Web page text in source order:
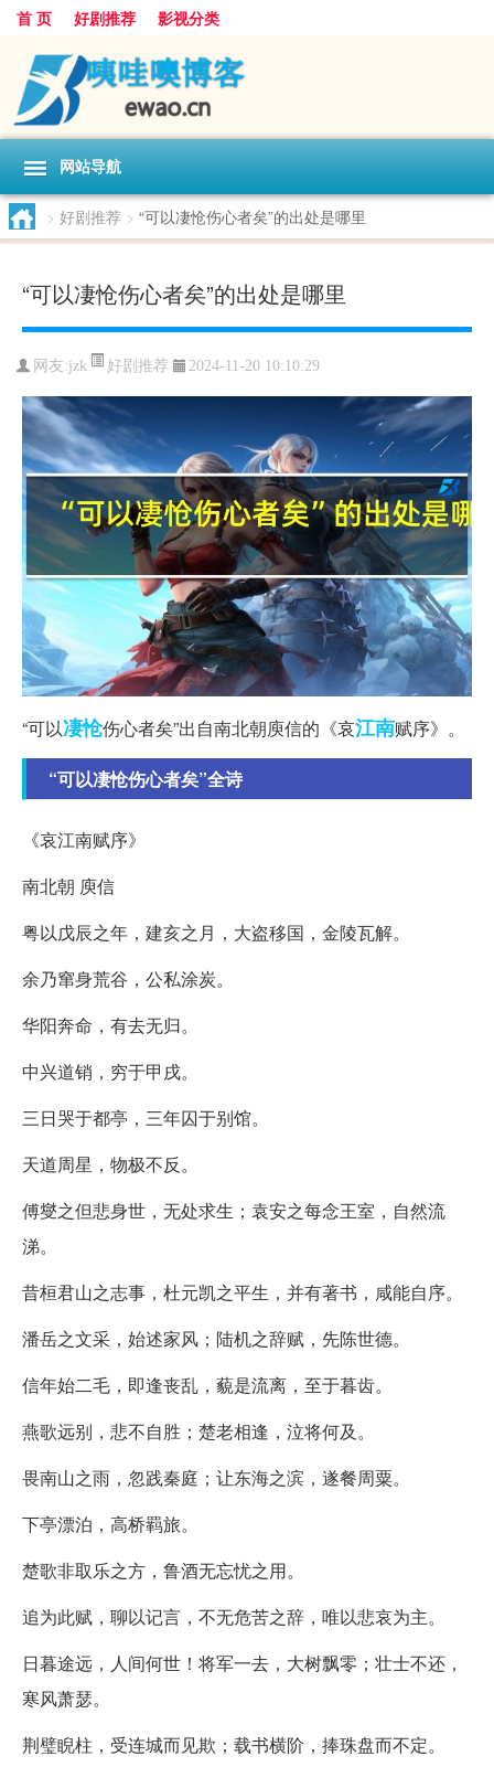
首 页 好剧推荐 影视分类
网站导航
> 好剧推荐 > “可以凄怆伤心者矣”的出处是哪里
“可以凄怆伤心者矣”的出处是哪里
网友:jzk 好剧推荐 2024-11-20 10:10:29
“可以凄怆伤心者矣”出自南北朝庾信的《哀江南赋序》。
“可以凄怆伤心者矣”全诗
《哀江南赋序》
南北朝 庾信
粤以戊辰之年，建亥之月，大盗移国，金陵瓦解。
余乃窜身荒谷，公私涂炭。
华阳奔命，有去无归。
中兴道销，穷于甲戌。
三日哭于都亭，三年囚于别馆。
天道周星，物极不反。
傅燮之但悲身世，无处求生；袁安之每念王室，自然流
涕。
昔桓君山之志事，杜元凯之平生，并有著书，咸能自序。
潘岳之文采，始述家风；陆机之辞赋，先陈世德。
信年始二毛，即逢丧乱，藐是流离，至于暮齿。
燕歌远别，悲不自胜；楚老相逢，泣将何及。
畏南山之雨，忽践秦庭；让东海之滨，遂餐周粟。
下亭漂泊，高桥羁旅。
楚歌非取乐之方，鲁酒无忘忧之用。
追为此赋，聊以记言，不无危苦之辞，唯以悲哀为主。
日暮途远，人间何世！将军一去，大树飘零；壮士不还，
寒风萧瑟。
荆璧睨柱，受连城而见欺；载书横阶，捧珠盘而不定。